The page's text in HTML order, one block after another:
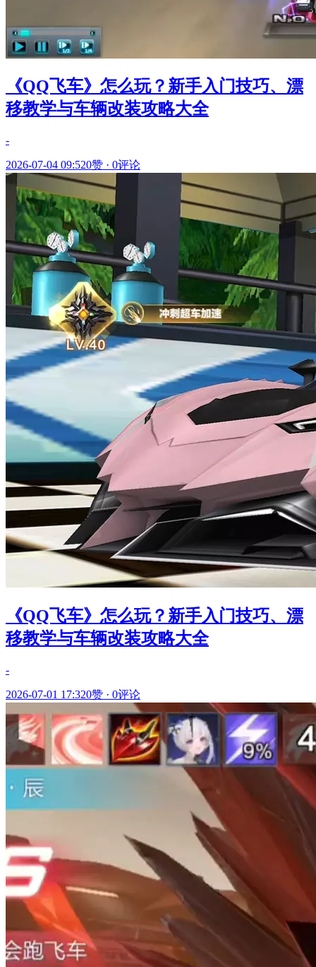
《QQ飞车》怎么玩？新手入门技巧、漂
移教学与车辆改装攻略大全
-
2026-07-04 09:520赞 · 0评论
《QQ飞车》怎么玩？新手入门技巧、漂
移教学与车辆改装攻略大全
-
2026-07-01 17:320赞 · 0评论